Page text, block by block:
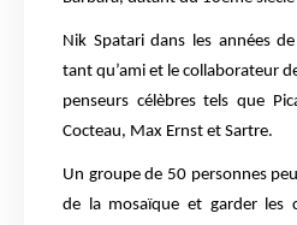
Nik Spatari dans les années
tant qu’ami et le collaborateur
penseurs célèbres tels que
Cocteau, Max Ernst et Sartre.
Un groupe de 50 personnes
de la mosaïque et garder les